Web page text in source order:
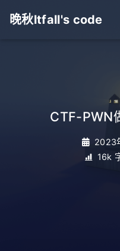
晚秋ltfall's code
CTF-PWN
2023
16k